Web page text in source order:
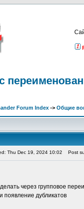
Forum Index -> Общие
Thu Dec 19, 2024 10:02 Post
через групповое
появление дубликатов